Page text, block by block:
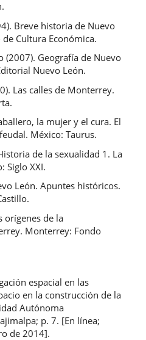
Breve historia de Nuevo
Cultura Económica.
(2007). Geografía de Nuevo
Nuevo León.
Las calles de Monterrey.
la mujer y el cura. El
México: Taurus.
de la sexualidad 1. La
Siglo XXI.
León. Apuntes históricos.
orígenes de la
Monterrey: Fondo
espacial en las
en la construcción de la
Autónoma
p. 7. [En línea;
de 2014].